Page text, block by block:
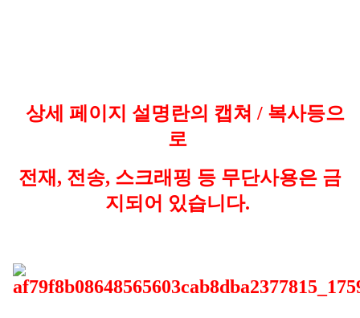
상세 페이지 설명란의 캡쳐 / 복사등으
로
전재, 전송, 스크래핑 등 무단사용은 금
지되어 있습니다.